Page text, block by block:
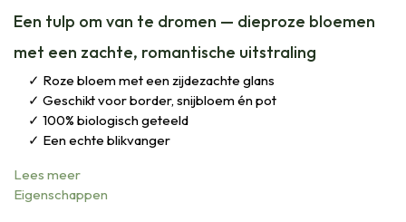
Een tulp om van te dromen — dieproze bloemen
met een zachte, romantische uitstraling
Roze bloem met een zijdezachte glans
Geschikt voor border, snijbloem én pot
100% biologisch geteeld
Een echte blikvanger
Lees meer
Eigenschappen